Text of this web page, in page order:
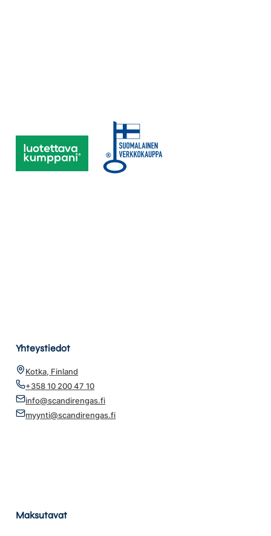
Yhteystiedot
Kotka, Finland
+358 10 200 47 10
info@scandirengas.fi
myynti@scandirengas.fi
Maksutavat